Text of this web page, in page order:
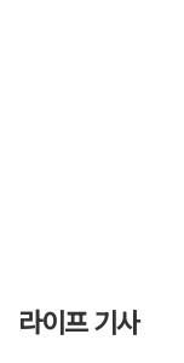
라이프 기사